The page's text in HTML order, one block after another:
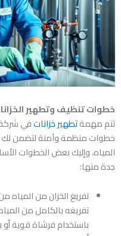
خطوات تنظيف وتطهير
تتم مهمةتطهير خزاناتفي
خطوات منظمة وآمنة لتضمن لك
المياه، وإليك بعض الخطوات
جدة منها:
تفريغ الخزان من المياه
تفريغه بالكامل من
باستخدام فرشاة قوية